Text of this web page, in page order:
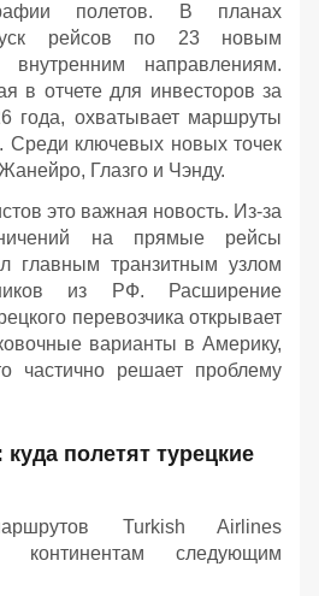
полетов. В планах
рейсов по 23 новым
направлениям.
в отчете для инвесторов за
года, охватывает маршруты
Среди ключевых новых точек
Глазго и Чэнду.
это важная новость. Из-за
на прямые рейсы
главным транзитным узлом
из РФ. Расширение
перевозчика открывает
варианты в Америку,
частично решает проблему
куда полетят турецкие
Turkish Airlines
континентам следующим